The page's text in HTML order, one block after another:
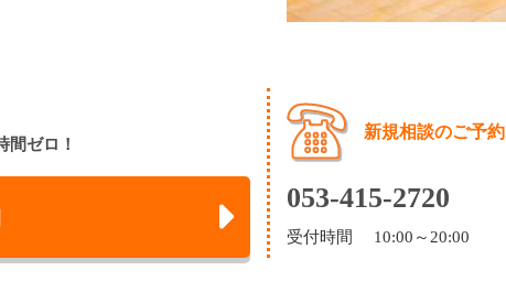
間ゼロ！
新規相談のご予約
053-415-2720
受付時間 10:00～20:00